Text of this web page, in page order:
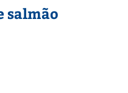
salmão